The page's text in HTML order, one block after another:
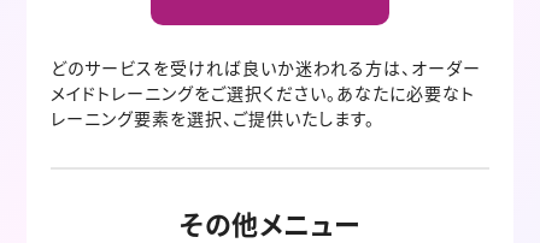
どのサービスを受ければ良いか迷われる方は、オーダー
メイドトレーニングをご選択ください。あなたに必要なト
レーニング要素を選択、ご提供いたします。
その他メニュー